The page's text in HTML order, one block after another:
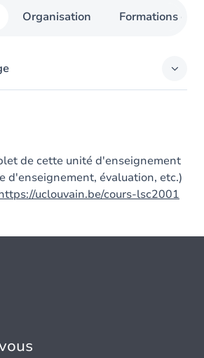
Organisation Formations
de cette unité d'enseignement
d'enseignement, évaluation, etc.)
uclouvain.be/cours-lsc2001